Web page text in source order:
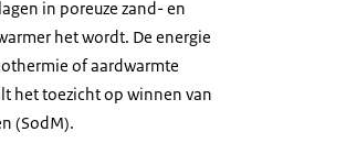
in poreuze zand- en
het wordt. De energie
of aardwarmte
het toezicht op winnen van
(SodM).